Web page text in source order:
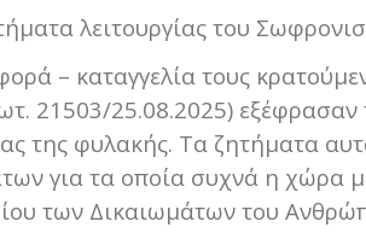
λειτουργίας του
– καταγγελία τους
21503/25.08.2025) εξέφρασαν
της φυλακής. Τα ζητήματα
για τα οποία συχνά η χώρα
των Δικαιωμάτων του